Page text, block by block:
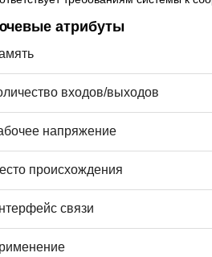
атрибуты
входов/выходов
напряжение
происхождения
связи